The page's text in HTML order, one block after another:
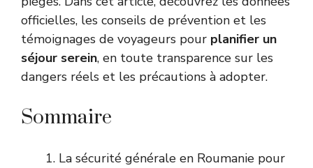
officielles, les conseils de prévention et les
témoignages de voyageurs pour planifier un
séjour serein, en toute transparence sur les
dangers réels et les précautions à adopter.
Sommaire
La sécurité générale en Roumanie pour